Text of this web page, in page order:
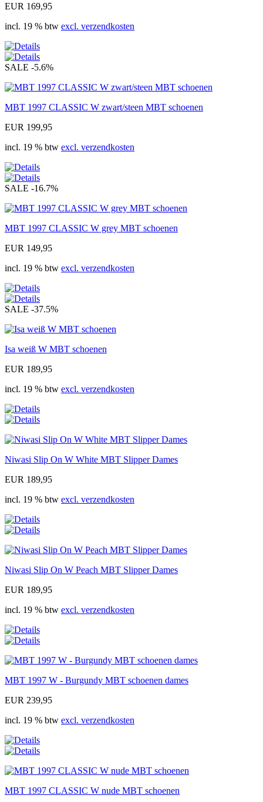
EUR 169,95
incl. 19 % btw excl. verzendkosten
SALE -5.6%
MBT 1997 CLASSIC W zwart/steen MBT schoenen
EUR 199,95
incl. 19 % btw excl. verzendkosten
SALE -16.7%
MBT 1997 CLASSIC W grey MBT schoenen
EUR 149,95
incl. 19 % btw excl. verzendkosten
SALE -37.5%
Isa weiß W MBT schoenen
EUR 189,95
incl. 19 % btw excl. verzendkosten
Niwasi Slip On W White MBT Slipper Dames
EUR 189,95
incl. 19 % btw excl. verzendkosten
Niwasi Slip On W Peach MBT Slipper Dames
EUR 189,95
incl. 19 % btw excl. verzendkosten
MBT 1997 W - Burgundy MBT schoenen dames
EUR 239,95
incl. 19 % btw excl. verzendkosten
MBT 1997 CLASSIC W nude MBT schoenen